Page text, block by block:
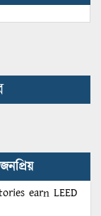
জনপ্রিয়
earn LEED